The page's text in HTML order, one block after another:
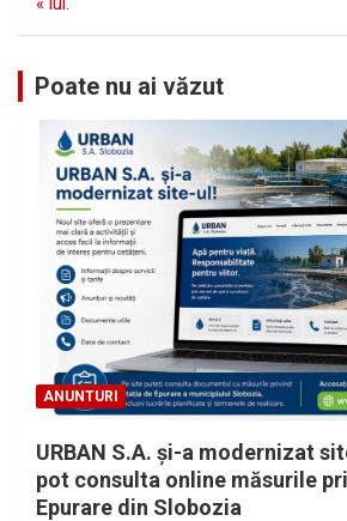
Poate nu ai văzut
ANUNTURI
URBAN S.A. și-a modernizat
pot consulta online măsurile
Epurare din Slobozia